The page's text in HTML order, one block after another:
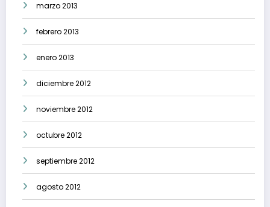
marzo 2013
febrero 2013
enero 2013
diciembre 2012
noviembre 2012
octubre 2012
septiembre 2012
agosto 2012